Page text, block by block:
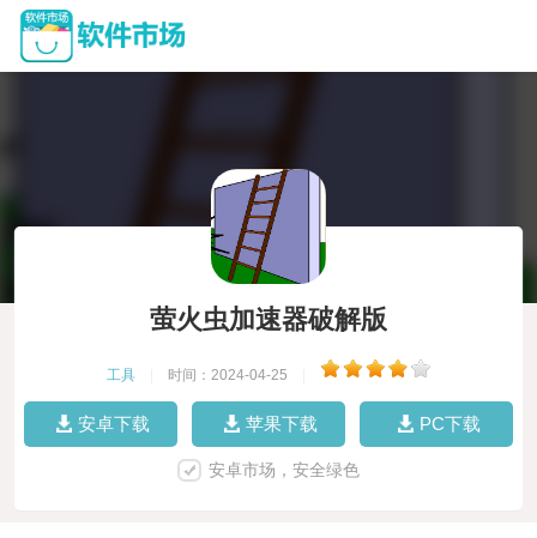
萤火虫加速器破解版
工具 时间：2024-04-25
安卓下载 苹果下载 PC下载
安卓市场，安全绿色